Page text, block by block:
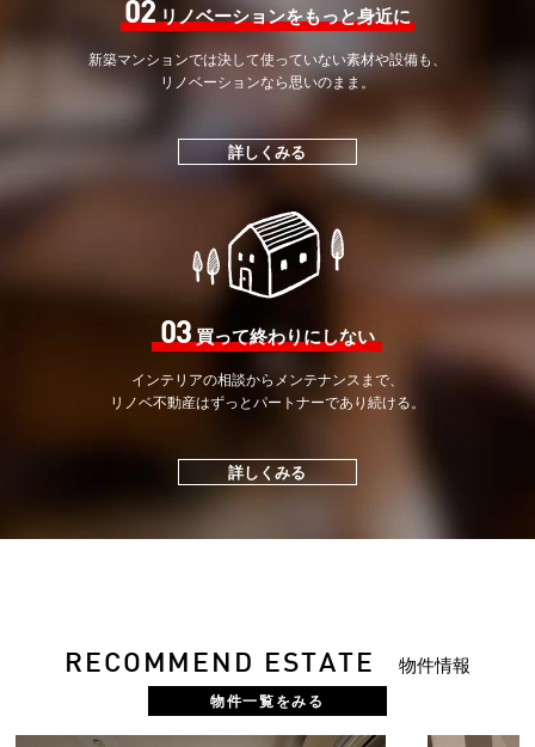
02リノベーションをもっと身近に
新築マンションでは決して使っていない素材や設備も、
リノベーションなら思いのまま。
詳しくみる
03買って終わりにしない
インテリアの相談から メンテナンスまで、
リノベ不動産はずっとパートナーであり続ける。
詳しくみる
RECOMMEND ESTATE 物件情報
物件一覧をみる